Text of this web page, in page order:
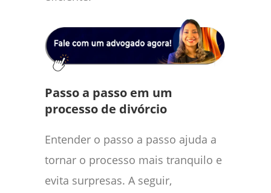
Passo a passo em um
processo de divórcio
Entender o passo a passo ajuda a
tornar o processo mais tranquilo e
evita surpresas. A seguir,